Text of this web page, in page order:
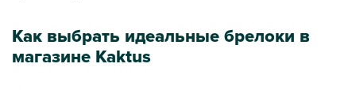
Как выбрать идеальные брелоки в
магазине Kaktus